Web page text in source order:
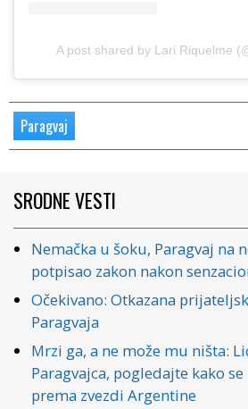
A post shared by Lari Riquelme
Paragvaj
SRODNE VESTI
Nemačka u šoku, Paragvaj na
potpisao zakon nakon
Očekivano: Otkazana
Paragvaja
Mrzi ga, a ne može mu ništa:
Paragvajca, pogledajte kako
prema zvezdi Argentine